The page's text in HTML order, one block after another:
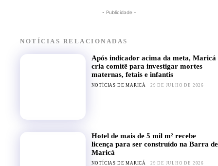
- Publicidade -
NOTÍCIAS RELACIONADAS
Após indicador acima da meta, Maricá
cria comitê para investigar mortes
maternas, fetais e infantis
NOTÍCIAS DE MARICÁ 29 DE JULHO DE 2026
Hotel de mais de 5 mil m² recebe
licença para ser construído na Barra de
Maricá
NOTÍCIAS DE MARICÁ 29 DE JULHO DE 2026